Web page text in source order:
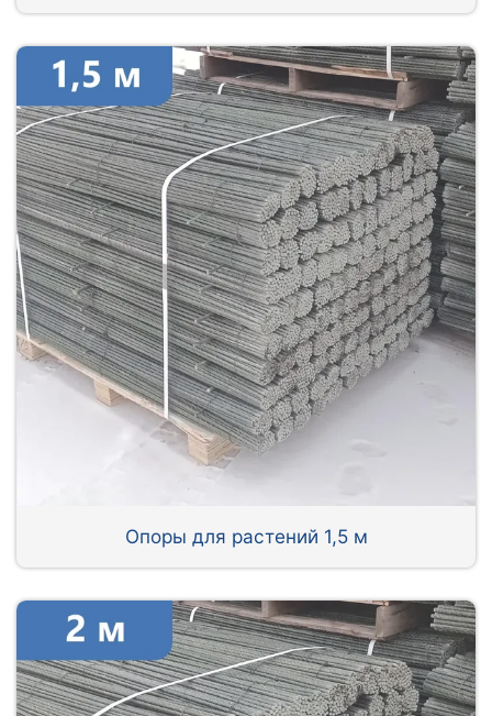
Опоры для растений 1,5 м